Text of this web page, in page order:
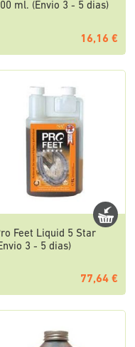
ml. (Envio 3 - 5 dias)
16,16 €
Feet Liquid 5 Star
3 - 5 dias)
77,64 €